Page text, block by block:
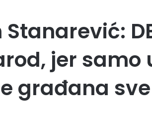
jer samo
građana